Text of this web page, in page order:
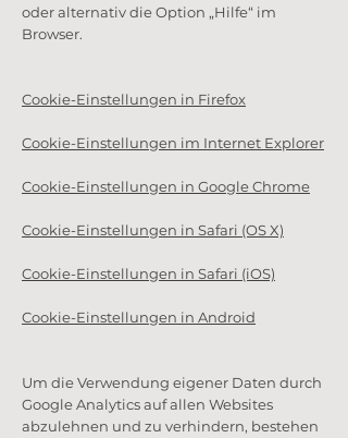
oder alternativ die Option „Hilfe“ im
Browser.
Cookie-Einstellungen in Firefox
Cookie-Einstellungen im Internet Explorer
Cookie-Einstellungen in Google Chrome
Cookie-Einstellungen in Safari (OS X)
Cookie-Einstellungen in Safari (iOS)
Cookie-Einstellungen in Android
Um die Verwendung eigener Daten durch
Google Analytics auf allen Websites
abzulehnen und zu verhindern, bestehen